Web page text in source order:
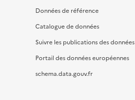
Données de référence
Catalogue de données
Suivre les publications des données
Portail des données européennes
schema.data.gouv.fr